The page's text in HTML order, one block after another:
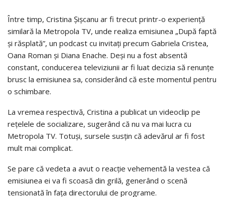
Între timp, Cristina Șișcanu ar fi trecut printr-o experiență
similară la Metropola TV, unde realiza emisiunea „După faptă
și răsplată”, un podcast cu invitați precum Gabriela Cristea,
Oana Roman și Diana Enache. Deși nu a fost absentă
constant, conducerea televiziunii ar fi luat decizia să renunțe
brusc la emisiunea sa, considerând că este momentul pentru
o schimbare.
La vremea respectivă, Cristina a publicat un videoclip pe
rețelele de socializare, sugerând că nu va mai lucra cu
Metropola TV. Totuși, sursele susțin că adevărul ar fi fost
mult mai complicat.
Se pare că vedeta a avut o reacție vehementă la vestea că
emisiunea ei va fi scoasă din grilă, generând o scenă
tensionată în fața directorului de programe.